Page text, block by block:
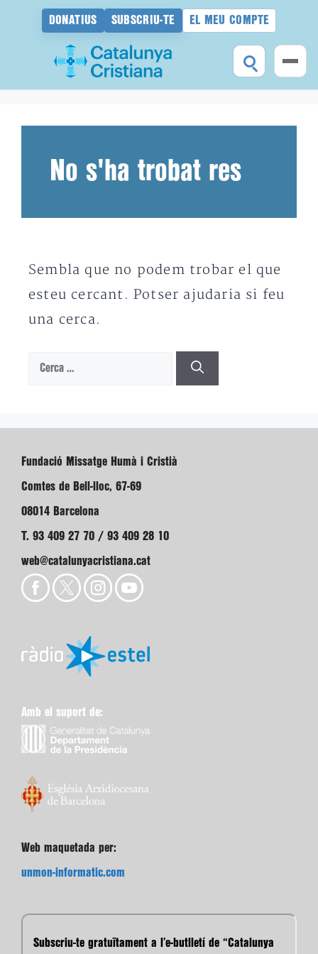
DONATIUS SUBSCRIU-TE EL MEU COMPTE
No s'ha trobat res
Sembla que no podem trobar el que
esteu cercant. Potser ajudaria si feu
una cerca.
Cerca:
Fundació Missatge Humà i Cristià
Comtes de Bell-lloc, 67-69
08014 Barcelona
T. 93 409 27 70 / 93 409 28 10
web@catalunyacristiana.cat
Amb el suport de:
Web maquetada per:
unmon-informatic.com
Subscriu-te gratuïtament a l’e-butlletí de “Catalunya